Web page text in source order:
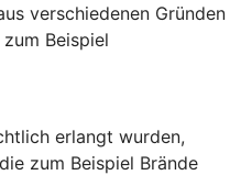
verschiedenen Gründen
Beispiel
erlangt wurden,
zum Beispiel Brände